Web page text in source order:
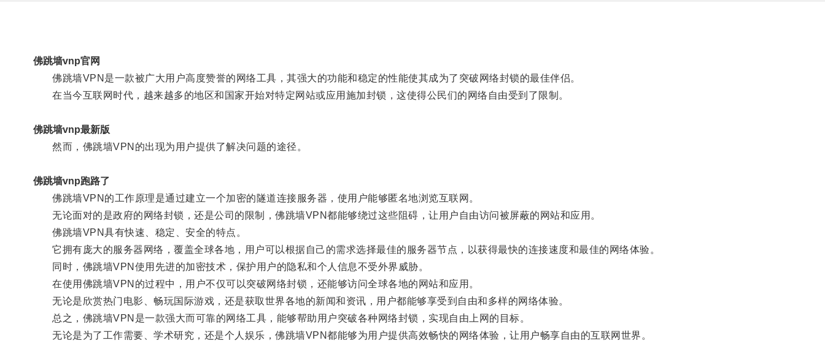
佛跳墙vnp官网
佛跳墙VPN是一款被广大用户高度赞誉的网络工具，其强大的功能和稳定的性能使其成为了突破网络封锁的最佳伴侣。
在当今互联网时代，越来越多的地区和国家开始对特定网站或应用施加封锁，这使得公民们的网络自由受到了限制。
佛跳墙vnp最新版
然而，佛跳墙VPN的出现为用户提供了解决问题的途径。
佛跳墙vnp跑路了
佛跳墙VPN的工作原理是通过建立一个加密的隧道连接服务器，使用户能够匿名地浏览互联网。
无论面对的是政府的网络封锁，还是公司的限制，佛跳墙VPN都能够绕过这些阻碍，让用户自由访问被屏蔽的网站和应用。
佛跳墙VPN具有快速、稳定、安全的特点。
它拥有庞大的服务器网络，覆盖全球各地，用户可以根据自己的需求选择最佳的服务器节点，以获得最快的连接速度和最佳的网络体验。
同时，佛跳墙VPN使用先进的加密技术，保护用户的隐私和个人信息不受外界威胁。
在使用佛跳墙VPN的过程中，用户不仅可以突破网络封锁，还能够访问全球各地的网站和应用。
无论是欣赏热门电影、畅玩国际游戏，还是获取世界各地的新闻和资讯，用户都能够享受到自由和多样的网络体验。
总之，佛跳墙VPN是一款强大而可靠的网络工具，能够帮助用户突破各种网络封锁，实现自由上网的目标。
无论是为了工作需要、学术研究，还是个人娱乐，佛跳墙VPN都能够为用户提供高效畅快的网络体验，让用户畅享自由的互联网世界。